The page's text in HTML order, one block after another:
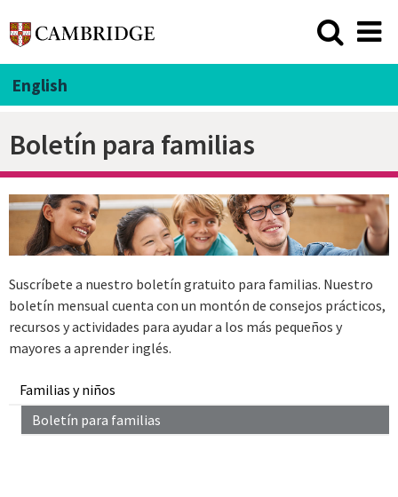
English
Boletín para familias
Familias y niños
Boletín para familias
Suscríbete a nuestro boletín gratuito para familias. Nuestro
boletín mensual cuenta con un montón de consejos prácticos,
recursos y actividades para ayudar a los más pequeños y
mayores a aprender inglés.